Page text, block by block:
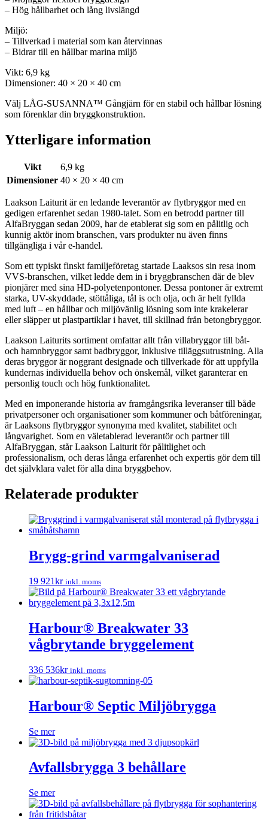
– Hög hållbarhet och lång livslängd
Miljö:
– Tillverkad i material som kan återvinnas
– Bidrar till en hållbar marina miljö
Vikt: 6,9 kg
Dimensioner: 40 × 20 × 40 cm
Välj LÅG-SUSANNA™ Gångjärn för en stabil och hållbar lösning
som förenklar din bryggkonstruktion.
Ytterligare information
Vikt
6,9 kg
Dimensioner 40 × 20 × 40 cm
Laakson Laiturit är en ledande leverantör av flytbryggor med en
gedigen erfarenhet sedan 1980-talet. Som en betrodd partner till
AlfaBryggan sedan 2009, har de etablerat sig som en pålitlig och
kunnig aktör inom branschen, vars produkter nu även finns
tillgängliga i vår e-handel.
Som ett typiskt finskt familjeföretag startade Laaksos sin resa inom
VVS-branschen, vilket ledde dem in i bryggbranschen där de blev
pionjärer med sina HD-polyetenpontoner. Dessa pontoner är extremt
starka, UV-skyddade, stöttåliga, tål is och olja, och är helt fyllda
med luft – en hållbar och miljövänlig lösning som inte krakelerar
eller släpper ut plastpartiklar i havet, till skillnad från betongbryggor.
Laakson Laiturits sortiment omfattar allt från villabryggor till båt-
och hamnbryggor samt badbryggor, inklusive tilläggsutrustning. Alla
deras bryggor är noggrant designade och tillverkade för att uppfylla
kundernas individuella behov och önskemål, vilket garanterar en
personlig touch och hög funktionalitet.
Med en imponerande historia av framgångsrika leveranser till både
privatpersoner och organisationer som kommuner och båtföreningar,
är Laaksons flytbryggor synonyma med kvalitet, stabilitet och
långvarighet. Som en väletablerad leverantör och partner till
AlfaBryggan, står Laakson Laiturit för pålitlighet och
professionalism, och deras långa erfarenhet och expertis gör dem till
det självklara valet för alla dina bryggbehov.
Relaterade produkter
Brygg-grind varmgalvaniserad
19 921kr inkl. moms
Harbour® Breakwater 33
vågbrytande bryggelement
336 536kr inkl. moms
Harbour® Septic Miljöbrygga
Se mer
Avfallsbrygga 3 behållare
Se mer